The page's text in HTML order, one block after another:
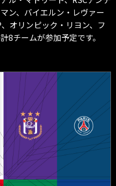
ン、バイエルン・レヴァー
オリンピック・リヨン、フ
8チームが参加予定です。